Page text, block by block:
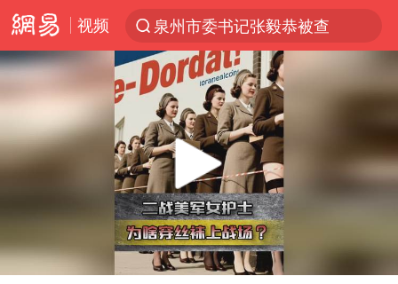
视频
泉州市委书记张毅恭被查
全球首个长时储能一体化产业园量产
陈垣宇0-3张禹珍 国乒男单全军覆没
四川宜宾市高县4.9级地震致1人死亡
Play
00:00 00:20